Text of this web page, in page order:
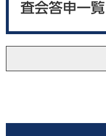
査会答申一覧